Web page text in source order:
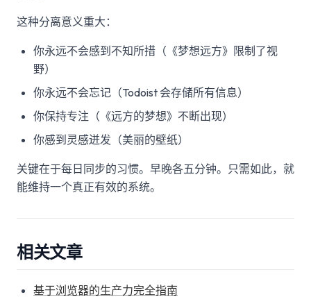
这种分离意义重大：
你永远不会感到不知所措（《梦想远方》限制了视
野）
你永远不会忘记（Todoist 会存储所有信息）
你保持专注（《远方的梦想》不断出现）
你感到灵感迸发（美丽的壁纸）
关键在于每日同步的习惯。早晚各五分钟。只需如此，就
能维持一个真正有效的系统。
相关文章
基于浏览器的生产力完全指南